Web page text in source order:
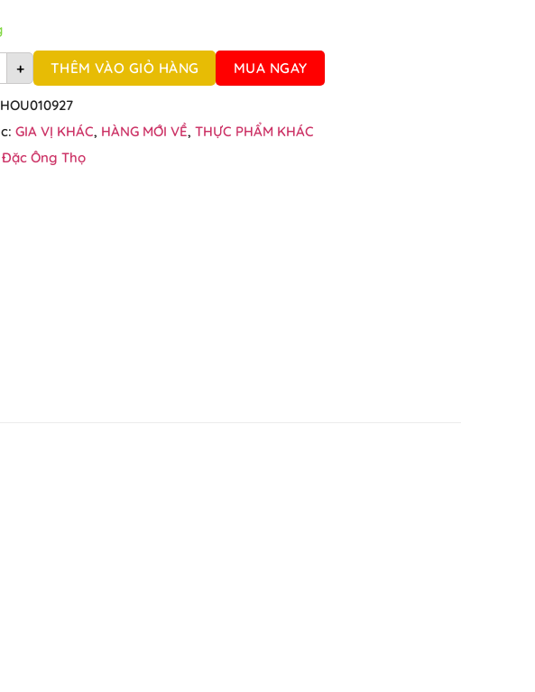
có đường Ông Thọ đỏ tuýp 165g số lượng
+ THÊM VÀO GIỎ HÀNG MUA NGAY
GIA VỊ KHÁC, HÀNG MỚI VỀ, THỰC PHẨM KHÁC
Ông Thọ